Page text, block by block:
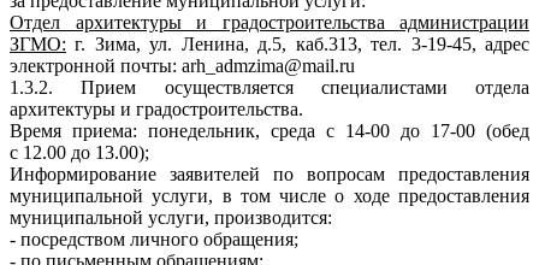
Отдел архитектуры и градостроительства администрации
ЗГМО: г. Зима, ул. Ленина, д.5, каб.313, тел. 3-19-45, адрес
электронной почты: arh_admzima@mail.ru
1.3.2. Прием осуществляется специалистами отдела
архитектуры и градостроительства.
Время приема: понедельник, среда с 14-00 до 17-00 (обед
с 12.00 до 13.00);
Информирование заявителей по вопросам предоставления
муниципальной услуги, в том числе о ходе предоставления
муниципальной услуги, производится:
- посредством личного обращения;
- по письменным обращениям;